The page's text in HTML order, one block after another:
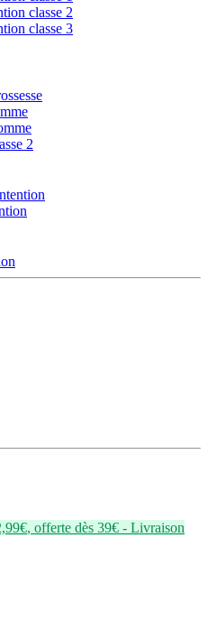
classe 2
classe 3
2
, offerte dès 39€ - Livraison